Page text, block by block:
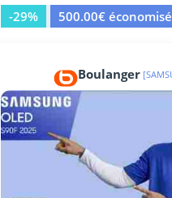
-29%
500.00€ économisé
Boulanger